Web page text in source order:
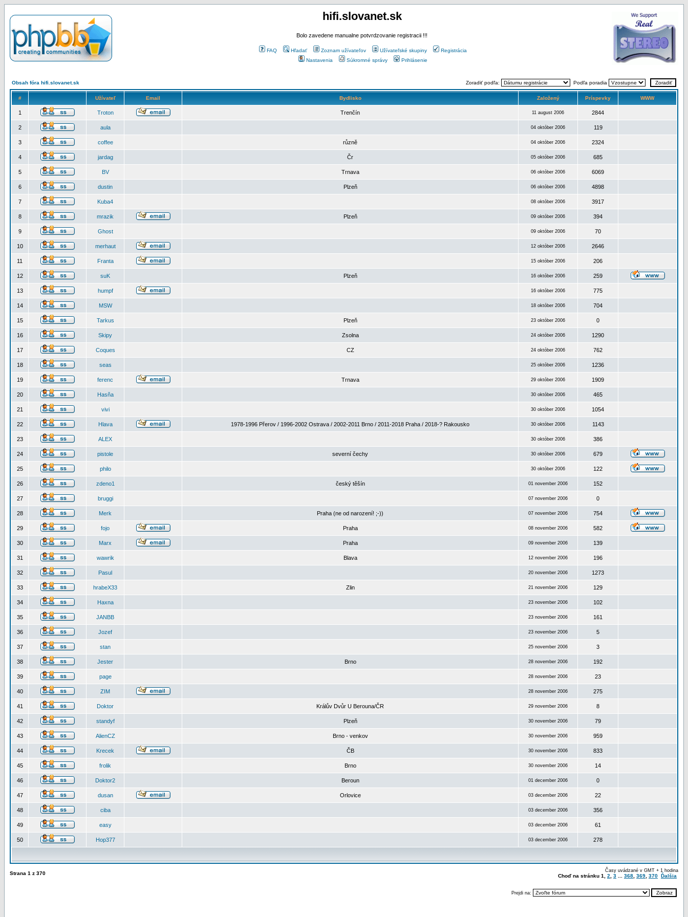
hifi.slovanet.sk
Bolo zavedene manualne potvrdzovanie registracii !!!
FAQ Hľadať Zoznam užívateľov Užívateľské skupiny
Registrácia
Nastavenia
Súkromné správy Prihlásenie
Obsah fóra hifi.slovanet.sk Zoradiť podľa: Podľa poradia
# Užívateľ Email Bydlisko Založený Príspevky WWW
1 Troton Trenčín 11 august 2006 2844
2 aula 04 október 2006 119
3 coffee různě 04 október 2006 2324
4 jardag Čr 05 október 2006 685
5 BV Trnava 06 október 2006 6069
6 dustin Plzeň 06 október 2006 4898
7 Kuba4 08 október 2006 3917
8 mrazik Plzeň 09 október 2006 394
9 Ghost 09 október 2006 70
10 merhaut 12 október 2006 2646
11 Franta 15 október 2006 206
12 suK Plzeň 16 október 2006 259
13 humpf 16 október 2006 775
14 MSW 18 október 2006 704
15 Tarkus Plzeň 23 október 2006 0
16 Skipy Zsolna 24 október 2006 1290
17 Coques CZ 24 október 2006 762
18 seas 25 október 2006 1236
19 ferenc Trnava 29 október 2006 1909
20 Hasňa 30 október 2006 465
21 vivi 30 október 2006 1054
22 Hlava 1978-1996 Přerov / 1996-2002 Ostrava / 2002-2011 Brno / 2011-2018 Praha / 2018-? Rakousko 30 október 2006 1143
23 ALEX 30 október 2006 386
24 pistole severní čechy 30 október 2006 679
25 philo 30 október 2006 122
26 zdeno1 český těšín 01 november 2006 152
27 bruggi 07 november 2006 0
28 Merk Praha (ne od narození! ;-)) 07 november 2006 754
29 fojo Praha 08 november 2006 582
30 Marx Praha 09 november 2006 139
31 wawrik Blava 12 november 2006 196
32 Pasul 20 november 2006 1273
33 hrabeX33 Zlin 21 november 2006 129
34 Haxna 23 november 2006 102
35 JANBB 23 november 2006 161
36 Jozef 23 november 2006 5
37 stan 25 november 2006 3
38 Jester Brno 28 november 2006 192
39 page 28 november 2006 23
40 ZIM 28 november 2006 275
41 Doktor Králův Dvůr U Berouna/ČR 29 november 2006 8
42 standyf Plzeň 30 november 2006 79
43 AlienCZ Brno - venkov 30 november 2006 959
44 Krecek ČB 30 november 2006 833
45 frolik Brno 30 november 2006 14
46 Doktor2 Beroun 01 december 2006 0
47 dusan Orlovice 03 december 2006 22
48 ciba 03 december 2006 356
49 easy 03 december 2006 61
50 Hop377 03 december 2006 278
Strana 1 z 370 Časy uvádzané v GMT + 1 hodina
Choď na stránku 1 2 3 368 369 370 Ďalšia
Prejdi na: